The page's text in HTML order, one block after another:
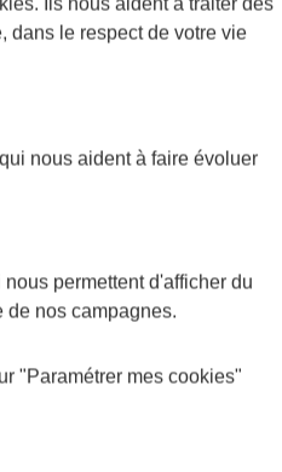
dans le respect de votre vie
nous aident à faire évoluer
permettent d'afficher du
de nos campagnes.
"Paramétrer mes cookies"